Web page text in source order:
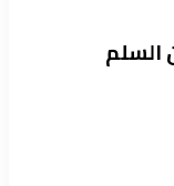
السلم